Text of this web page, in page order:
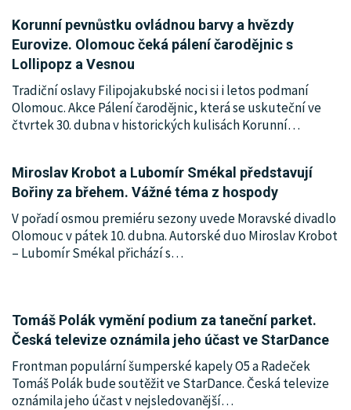
ARCHIV
Korunní pevnůstku ovládnou barvy a hvězdy
Eurovize. Olomouc čeká pálení čarodějnic s
Lollipopz a Vesnou
Tradiční oslavy Filipojakubské noci si i letos podmaní
Olomouc. Akce Pálení čarodějnic, která se uskuteční ve
čtvrtek 30. dubna v historických kulisách Korunní…
Miroslav Krobot a Lubomír Smékal představují
Bořiny za břehem. Vážné téma z hospody
V pořadí osmou premiéru sezony uvede Moravské divadlo
Olomouc v pátek 10. dubna. Autorské duo Miroslav Krobot
– Lubomír Smékal přichází s…
Tomáš Polák vymění podium za taneční parket.
Česká televize oznámila jeho účast ve StarDance
Frontman populární šumperské kapely O5 a Radeček
Tomáš Polák bude soutěžit ve StarDance. Česká televize
oznámila jeho účast v nejsledovanější…